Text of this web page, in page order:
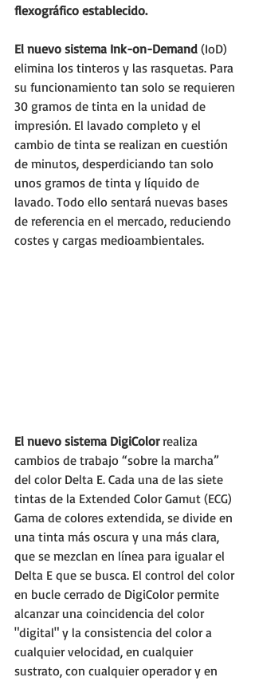
flexográfico establecido.
El nuevo sistema Ink-on-Demand (IoD)
elimina los tinteros y las rasquetas. Para
su funcionamiento tan solo se requieren
30 gramos de tinta en la unidad de
impresión. El lavado completo y el
cambio de tinta se realizan en cuestión
de minutos, desperdiciando tan solo
unos gramos de tinta y líquido de
lavado. Todo ello sentará nuevas bases
de referencia en el mercado, reduciendo
costes y cargas medioambientales.
El nuevo sistema DigiColor realiza
cambios de trabajo “sobre la marcha”
del color Delta E. Cada una de las siete
tintas de la Extended Color Gamut (ECG)
Gama de colores extendida, se divide en
una tinta más oscura y una más clara,
que se mezclan en línea para igualar el
Delta E que se busca. El control del color
en bucle cerrado de DigiColor permite
alcanzar una coincidencia del color
"digital" y la consistencia del color a
cualquier velocidad, en cualquier
sustrato, con cualquier operador y en